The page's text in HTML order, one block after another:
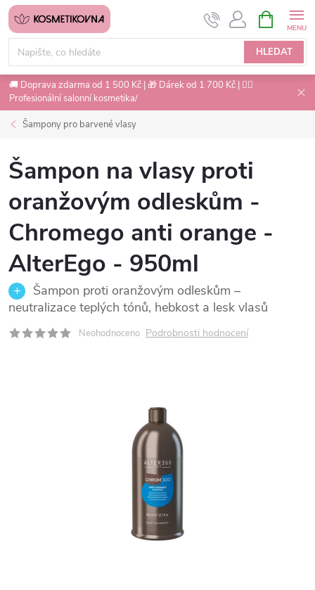
Přejít
obsah
HLEDAT
NÁKUPNÍ
KOŠÍK
🚚 Doprava zdarma od 1 500 Kč | 🎁 Dárek od 1 700 Kč | 💇‍♀️
Profesionální salonní kosmetika/
Šampony pro barvené vlasy
Šampon na vlasy proti
oranžovým odleskům -
Chromego anti orange -
AlterEgo - 950ml
Šampon proti oranžovým odleskům –
neutralizace teplých tónů, hebkost a lesk vlasů
Neohodnoceno Podrobnosti hodnocení